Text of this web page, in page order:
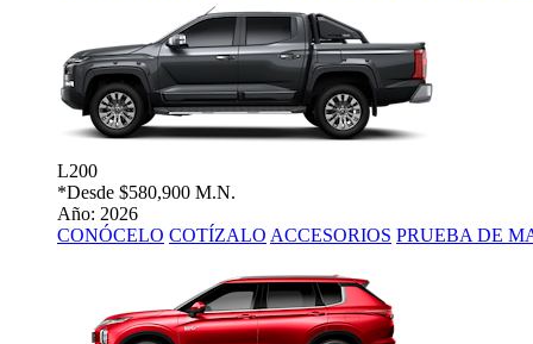
L200
*Desde $580,900 M.N.
Año: 2026
CONÓCELO COTÍZALO ACCESORIOS PRUEBA DE